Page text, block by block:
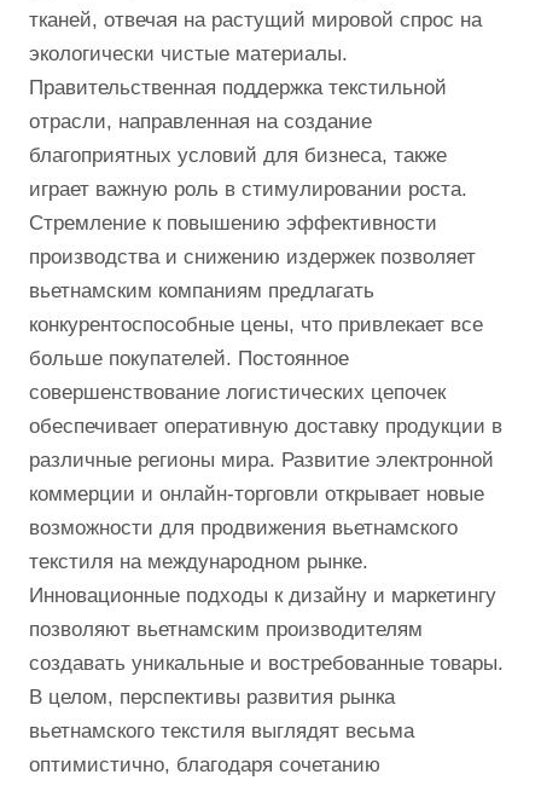
тканей, отвечая на растущий мировой спрос на
экологически чистые материалы.
Правительственная поддержка текстильной
отрасли, направленная на создание
благоприятных условий для бизнеса, также
играет важную роль в стимулировании роста.
Стремление к повышению эффективности
производства и снижению издержек позволяет
вьетнамским компаниям предлагать
конкурентоспособные цены, что привлекает все
больше покупателей. Постоянное
совершенствование логистических цепочек
обеспечивает оперативную доставку продукции в
различные регионы мира. Развитие электронной
коммерции и онлайн-торговли открывает новые
возможности для продвижения вьетнамского
текстиля на международном рынке.
Инновационные подходы к дизайну и маркетингу
позволяют вьетнамским производителям
создавать уникальные и востребованные товары.
В целом, перспективы развития рынка
вьетнамского текстиля выглядят весьма
оптимистично, благодаря сочетанию